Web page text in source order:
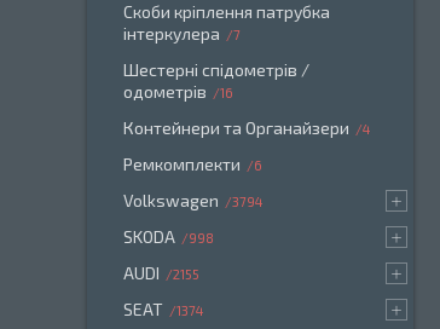
Скоби кріплення патрубка
інтеркулера
7
Шестерні спідометрів /
одометрів
16
Контейнери та Органайзери 4
Ремкомплекти 6
Volkswagen 3794
SKODA 998
AUDI 2155
SEAT 1374